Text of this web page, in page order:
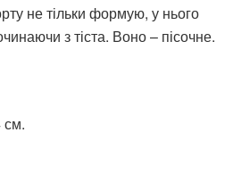
не тільки формую, у нього
з тіста. Воно – пісочне.